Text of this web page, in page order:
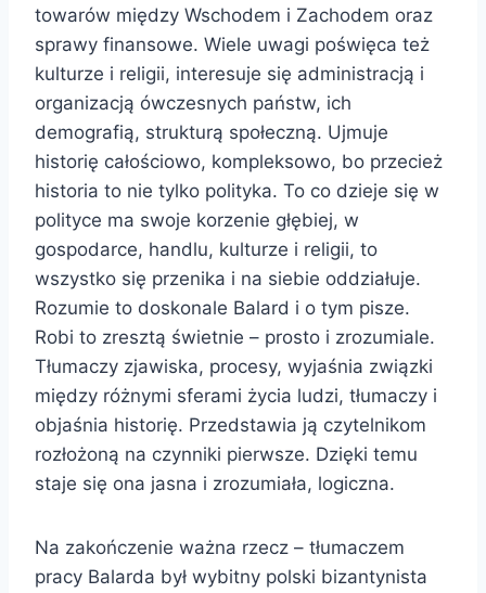
towarów między Wschodem i Zachodem oraz
sprawy finansowe. Wiele uwagi poświęca też
kulturze i religii, interesuje się administracją i
organizacją ówczesnych państw, ich
demografią, strukturą społeczną. Ujmuje
historię całościowo, kompleksowo, bo przecież
historia to nie tylko polityka. To co dzieje się w
polityce ma swoje korzenie głębiej, w
gospodarce, handlu, kulturze i religii, to
wszystko się przenika i na siebie oddziałuje.
Rozumie to doskonale Balard i o tym pisze.
Robi to zresztą świetnie – prosto i zrozumiale.
Tłumaczy zjawiska, procesy, wyjaśnia związki
między różnymi sferami życia ludzi, tłumaczy i
objaśnia historię. Przedstawia ją czytelnikom
rozłożoną na czynniki pierwsze. Dzięki temu
staje się ona jasna i zrozumiała, logiczna.
Na zakończenie ważna rzecz – tłumaczem
pracy Balarda był wybitny polski bizantynista